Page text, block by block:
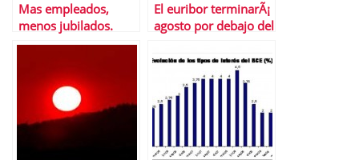
Mas empleados,
menos jubilados.
SituaciÃ³n deseada
El euribor terminarÃ¡
agosto por debajo del
en su historia